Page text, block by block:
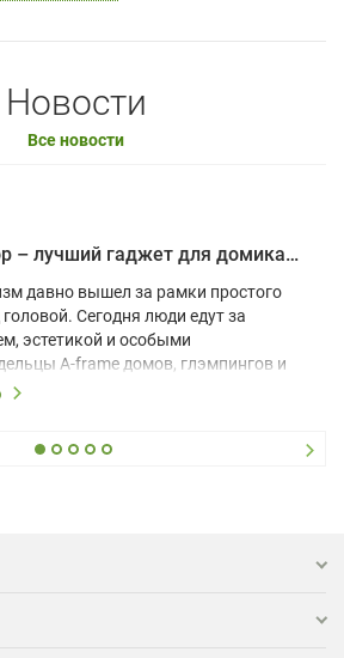
Новости
Все новости
Почему проектор – лучший гаджет для домика в глэмпинге
давно вышел за рамки простого
Сегодня люди едут за
эстетикой и особыми
A-frame домов, глэмпингов и
конкуренция растет, и
впечатлениями в соцсетях,